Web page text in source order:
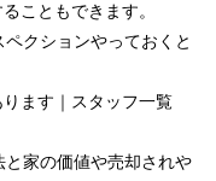
こともできます。
クションやっておくと
ます｜ スタッフ一覧
家の価値や売却されや